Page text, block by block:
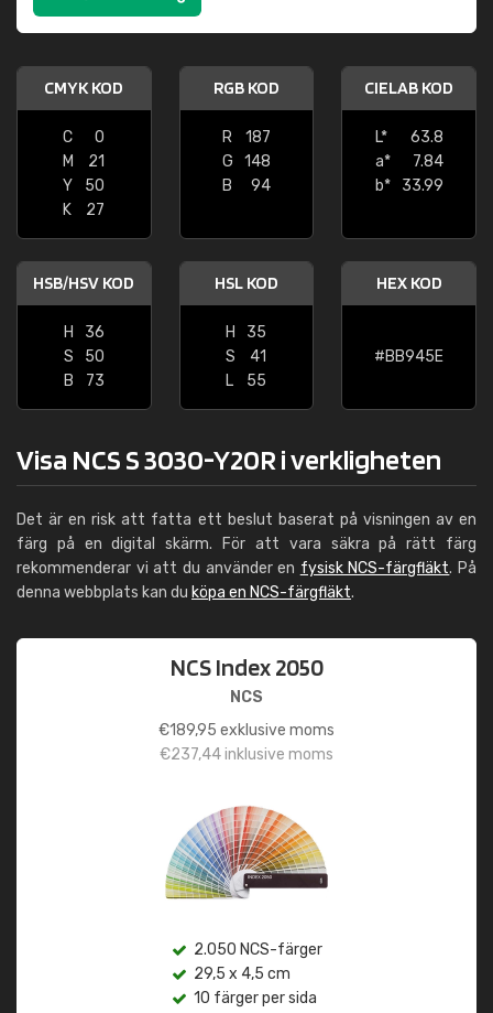
CMYK KOD
C
0
M
21
Y
50
K
27
RGB KOD
R
187
G
148
B
94
CIELAB KOD
L*
63.8
a*
7.84
b*
33.99
HSB/HSV KOD
H
36
S
50
B
73
HSL KOD
H
35
S
41
L
55
HEX KOD
#BB945E
Visa NCS S 3030-Y20R i verkligheten
Det är en risk att fatta ett beslut baserat på visningen av en
färg på en digital skärm. För att vara säkra på rätt färg
rekommenderar vi att du använder en fysisk NCS-färgfläkt. På
denna webbplats kan du köpa en NCS-färgfläkt.
NCS Index 2050
NCS
€189,95 exklusive moms
€237,44inklusive moms
2.050 NCS-färger
29,5 x 4,5 cm
10 färger per sida